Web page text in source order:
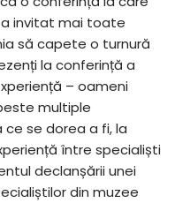
invitat mai toate
să capete o turnură
la conferință a
– oameni
multiple
se dorea a fi, la
între specialiști
declanșării unei
din muzee